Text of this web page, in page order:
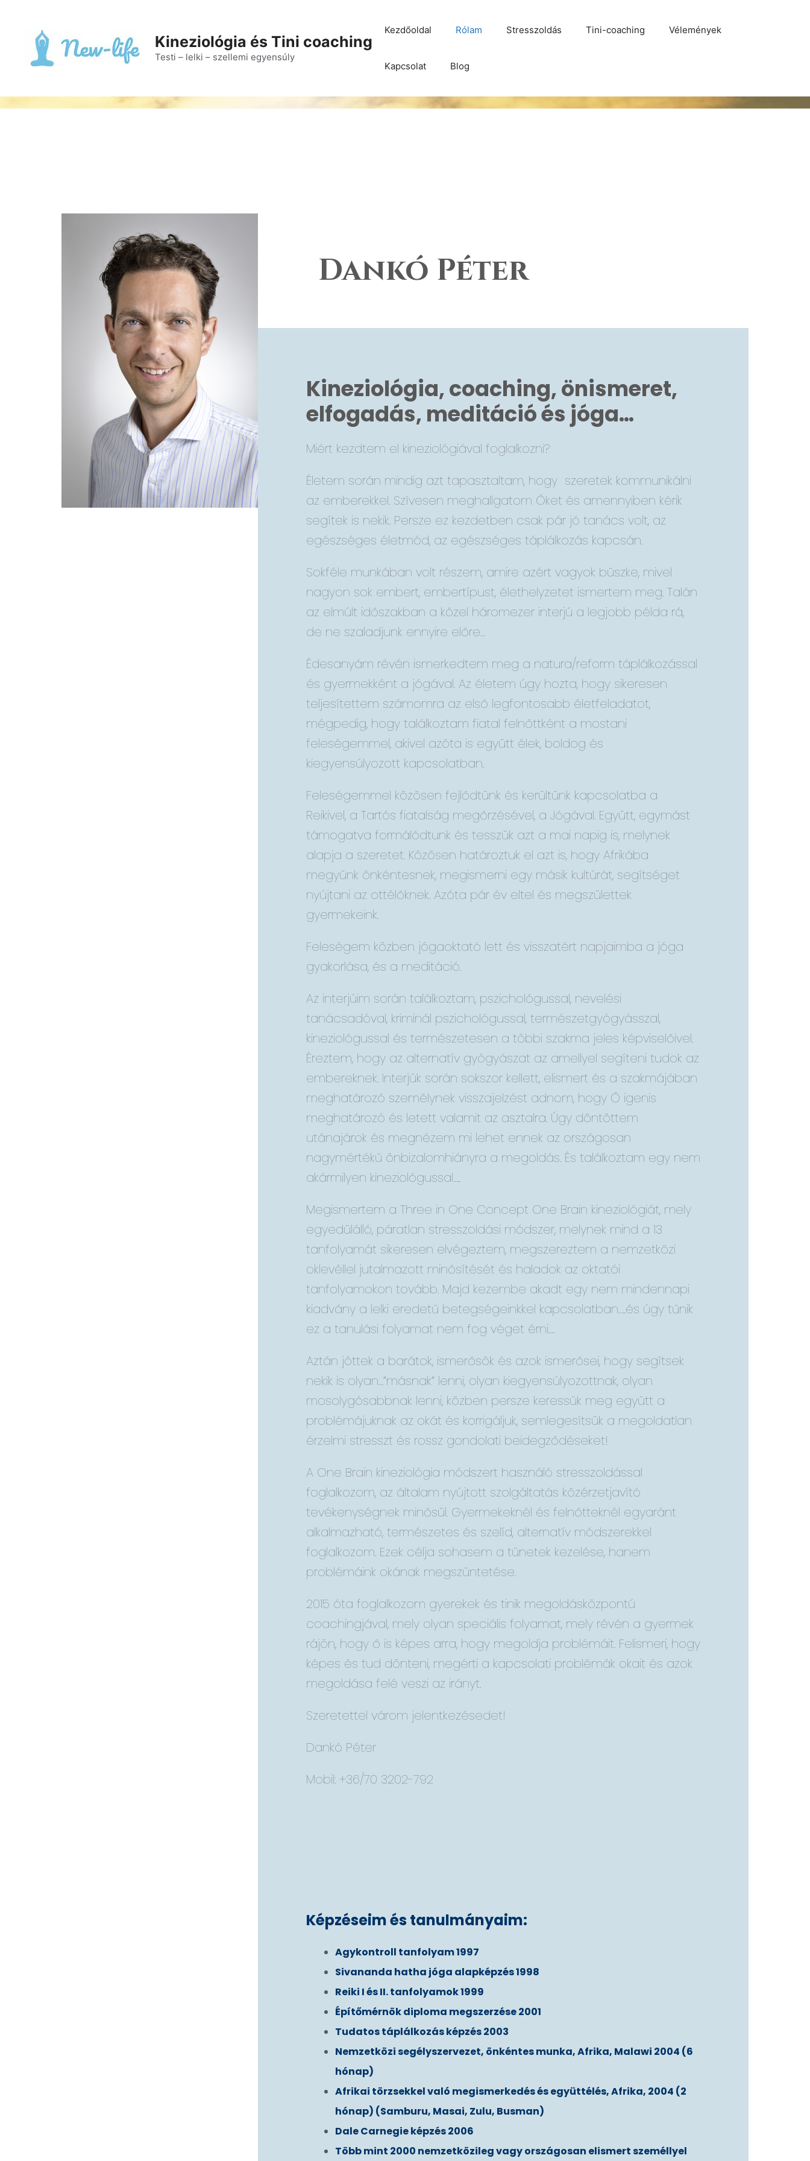
Kineziológia és Tini coaching
Testi – lelki – szellemi egyensúly
Kezdőoldal Rólam Stresszoldás Tini-coaching Vélemények
Kapcsolat Blog
Dankó Péter
Kineziológia, coaching, önismeret,
elfogadás, meditáció és jóga…
Miért kezdtem el kineziológiával foglalkozni?
Életem során mindig azt tapasztaltam, hogy szeretek kommunikálni
az emberekkel. Szívesen meghallgatom Őket és amennyiben kérik
segítek is nekik. Persze ez kezdetben csak pár jó tanács volt, az
egészséges életmód, az egészséges táplálkozás kapcsán.
Sokféle munkában volt részem, amire azért vagyok büszke, mivel
nagyon sok embert, embertípust, élethelyzetet ismertem meg. Talán
az elmúlt időszakban a közel háromezer interjú a legjobb példa rá,
de ne szaladjunk ennyire előre…
Édesanyám révén ismerkedtem meg a natura/reform táplálkozással
és gyermekként a jógával. Az életem úgy hozta, hogy sikeresen
teljesítettem számomra az első legfontosabb életfeladatot,
mégpedig, hogy találkoztam fiatal felnőttként a mostani
feleségemmel, akivel azóta is együtt élek, boldog és
kiegyensúlyozott kapcsolatban.
Feleségemmel közösen fejlődtünk és kerültünk kapcsolatba a
Reikivel, a Tartós fiatalság megőrzésével, a Jógával. Együtt, egymást
támogatva formálódtunk és tesszük azt a mai napig is, melynek
alapja a szeretet. Közösen határoztuk el azt is, hogy Afrikába
megyünk önkéntesnek, megismerni egy másik kultúrát, segítséget
nyújtani az ottélőknek. Azóta pár év eltel és megszülettek
gyermekeink.
Feleségem közben jógaoktató lett és visszatért napjaimba a jóga
gyakorlása, és a meditáció.
Az interjúim során találkoztam, pszichológussal, nevelési
tanácsadóval, kriminál pszichológussal, természetgyógyásszal,
kineziológussal és természetesen a többi szakma jeles képviselőivel.
Éreztem, hogy az alternatív gyógyászat az amellyel segíteni tudok az
embereknek. Interjúk során sokszor kellett, elismert és a szakmájában
meghatározó személynek visszajelzést adnom, hogy Ő igenis
meghatározó és letett valamit az asztalra. Úgy döntöttem
utánajárok és megnézem mi lehet ennek az országosan
nagymértékű önbizalomhiányra a megoldás. És találkoztam egy nem
akármilyen kineziológussal…..
Megismertem a Three in One Concept One Brain kineziológiát, mely
egyedülálló, páratlan stresszoldási módszer, melynek mind a 13
tanfolyamát sikeresen elvégeztem, megszereztem a nemzetközi
oklevéllel jutalmazott minősítését és haladok az oktatói
tanfolyamokon tovább. Majd kezembe akadt egy nem mindennapi
kiadvány a lelki eredetű betegségeinkkel kapcsolatban…..és úgy tűnik
ez a tanulási folyamat nem fog véget érni….
Aztán jöttek a barátok, ismerősök és azok ismerősei, hogy segítsek
nekik is olyan…”másnak” lenni, olyan kiegyensúlyozottnak, olyan
mosolygósabbnak lenni, közben persze keressük meg együtt a
problémájuknak az okát és korrigáljuk, semlegesítsük a megoldatlan
érzelmi stresszt és rossz gondolati beidegződéseket!
A One Brain kineziológia módszert használó stresszoldással
foglalkozom, az általam nyújtott szolgáltatás közérzetjavító
tevékenységnek minősül. Gyermekeknél és felnőtteknél egyaránt
alkalmazható, természetes és szelíd, alternatív módszerekkel
foglalkozom. Ezek célja sohasem a tünetek kezelése, hanem
problémáink okának megszüntetése.
2015 óta foglalkozom gyerekek és tinik megoldásközpontú
coachingjával, mely olyan speciális folyamat, mely révén a gyermek
rájön, hogy ő is képes arra, hogy megoldja problémáit. Felismeri, hogy
képes és tud dönteni, megérti a kapcsolati problémák okait és azok
megoldása felé veszi az irányt.
Szeretettel várom jelentkezésedet!
Dankó Péter
Mobil: +36/70 3202-792
Képzéseim és tanulmányaim:
Agykontroll tanfolyam 1997
Sivananda hatha jóga alapképzés 1998
Reiki I és II. tanfolyamok 1999
Építőmérnök diploma megszerzése 2001
Tudatos táplálkozás képzés 2003
Nemzetközi segélyszervezet, önkéntes munka, Afrika, Malawi 2004 (6
hónap)
Afrikai törzsekkel való megismerkedés és együttélés, Afrika, 2004 (2
hónap) (Samburu, Masai, Zulu, Busman)
Dale Carnegie képzés 2006
Több mint 2000 nemzetközileg vagy országosan elismert személlyel